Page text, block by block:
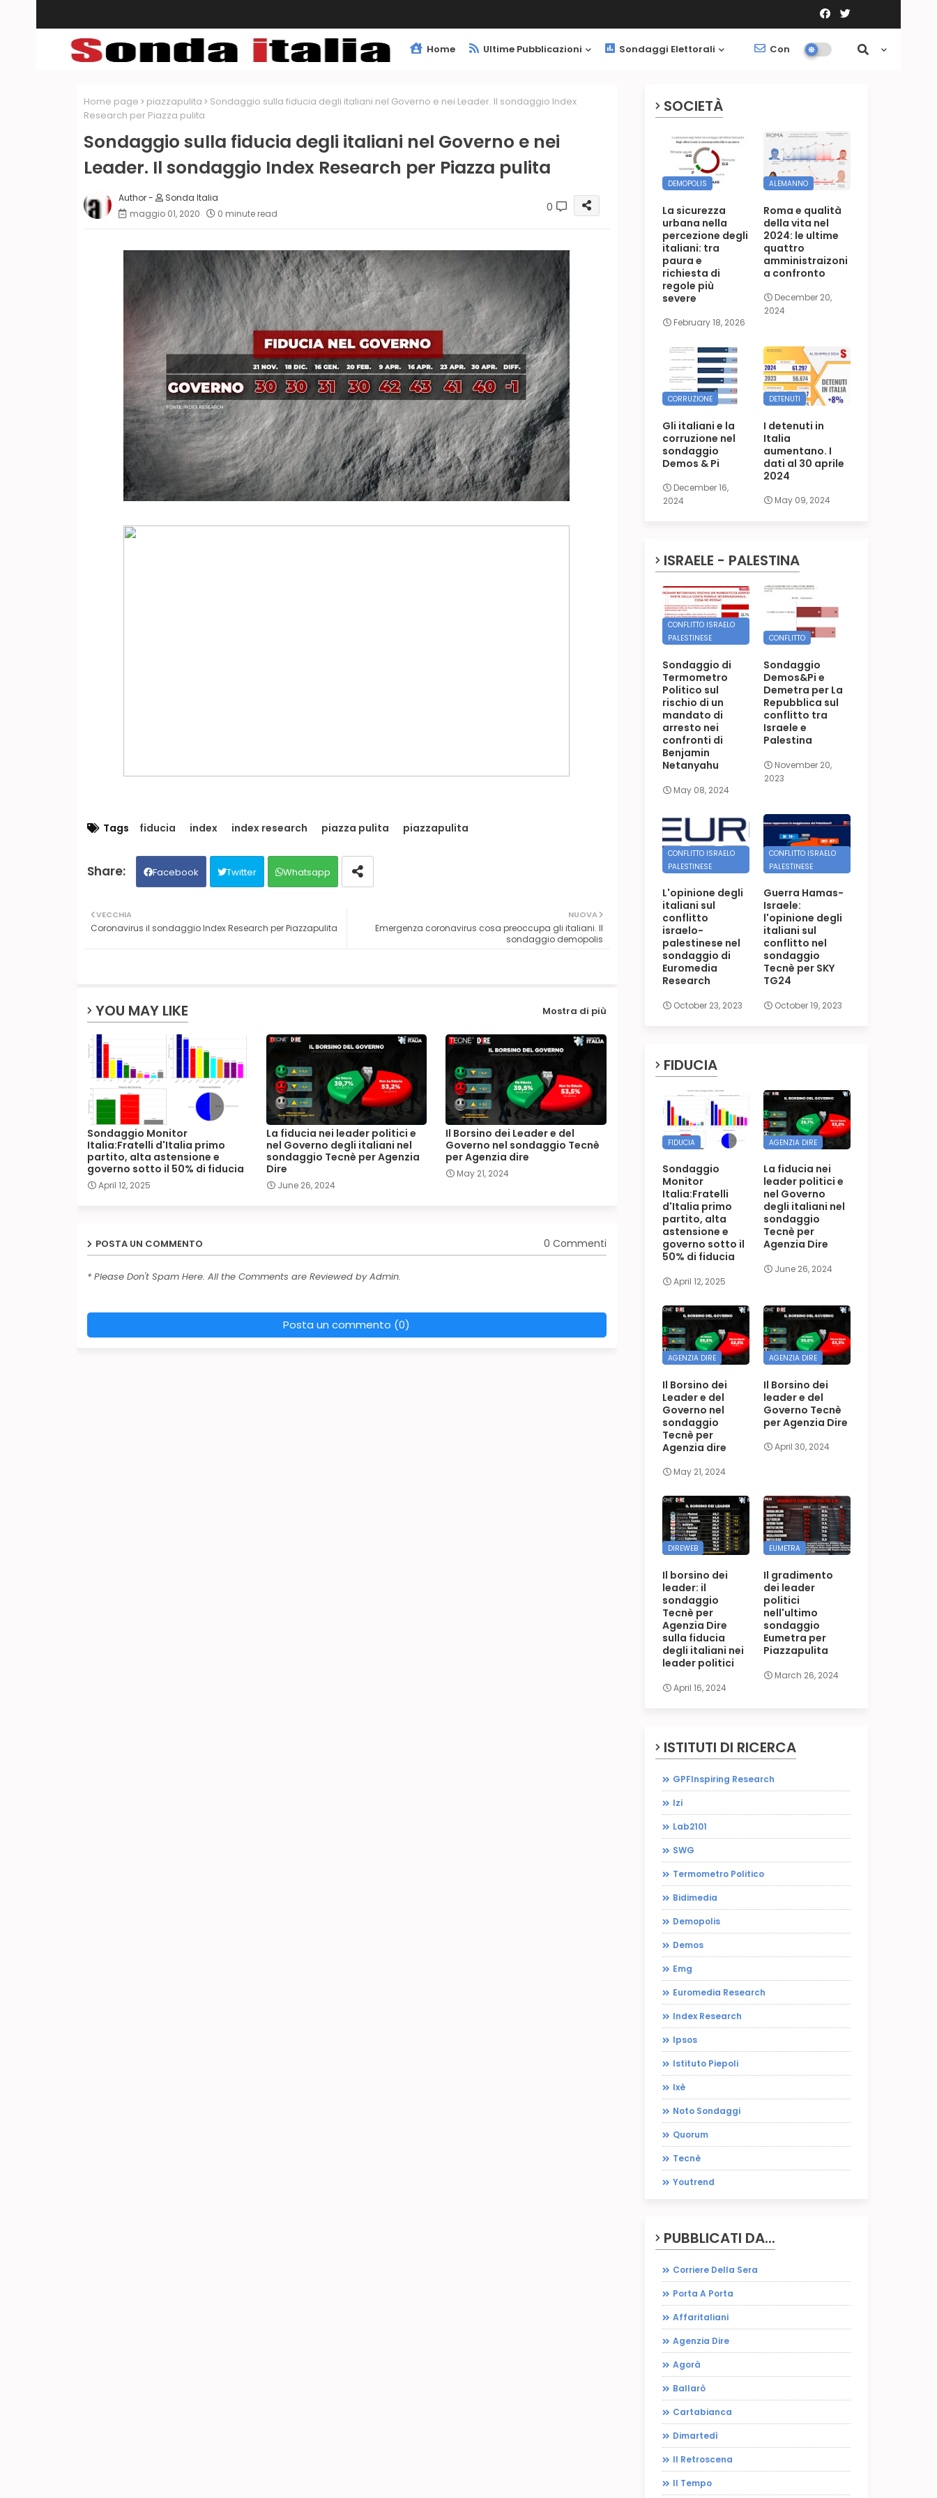
Home Ultime Pubblicazioni Sondaggi Elettorali Contatti Società
Home page piazzapulita
Sondaggio sulla fiducia degli italiani nel Governo e nei Leader. Il sondaggio Index
Research per Piazza pulita
Sondaggio sulla fiducia degli italiani nel Governo e nei
Leader. Il sondaggio Index Research per Piazza pulita
Sonda Italia
maggio 01, 2020
0 minute read 0
Tags fiducia index index research piazza pulita piazzapulita
Facebook Twitter Whatsapp
NUOVA
Emergenza coronavirus cosa preoccupa gli italiani. Il
sondaggio demopolis
VECCHIA
Coronavirus il sondaggio Index Research per Piazzapulita
YOU MAY LIKE Mostra di più
Sondaggio Monitor
Italia:Fratelli d'Italia primo
partito, alta astensione e
governo sotto il 50% di fiducia
April 12, 2025
La fiducia nei leader politici e
nel Governo degli italiani nel
sondaggio Tecnè per Agenzia
Dire
June 26, 2024
Il Borsino dei Leader e del
Governo nel sondaggio Tecnè
per Agenzia dire
May 21, 2024
POSTA UN COMMENTO 0 Commenti
* Please Don't Spam Here. All the Comments are Reviewed by Admin.
Posta un commento (0)
SOCIETÀ
DEMOPOLIS
La sicurezza
urbana nella
percezione degli
italiani: tra
paura e
richiesta di
regole più
severe
February 18, 2026
ALEMANNO
Roma e qualità
della vita nel
2024: le ultime
quattro
amministraizoni
a confronto
December 20,
2024
CORRUZIONE
Gli italiani e la
corruzione nel
sondaggio
Demos & Pi
December 16,
2024
DETENUTI
I detenuti in
Italia
aumentano. I
dati al 30 aprile
2024
May 09, 2024
ISRAELE - PALESTINA
CONFLITTO ISRAELO
PALESTINESE
Sondaggio di
Termometro
Politico sul
rischio di un
mandato di
arresto nei
confronti di
Benjamin
Netanyahu
May 08, 2024
CONFLITTO
Sondaggio
Demos&Pi e
Demetra per La
Repubblica sul
conflitto tra
Israele e
Palestina
November 20,
2023
CONFLITTO ISRAELO
PALESTINESE
L'opinione degli
italiani sul
conflitto
israelo-
palestinese nel
sondaggio di
Euromedia
Research
October 23, 2023
CONFLITTO ISRAELO
PALESTINESE
Guerra Hamas-
Israele:
l'opinione degli
italiani sul
conflitto nel
sondaggio
Tecnè per SKY
TG24
October 19, 2023
FIDUCIA
FIDUCIA
Sondaggio
Monitor
Italia:Fratelli
d'Italia primo
partito, alta
astensione e
governo sotto il
50% di fiducia
April 12, 2025
AGENZIA DIRE
La fiducia nei
leader politici e
nel Governo
degli italiani nel
sondaggio
Tecnè per
Agenzia Dire
June 26, 2024
AGENZIA DIRE
Il Borsino dei
Leader e del
Governo nel
sondaggio
Tecnè per
Agenzia dire
May 21, 2024
AGENZIA DIRE
Il Borsino dei
leader e del
Governo Tecnè
per Agenzia Dire
April 30, 2024
DIREWEB
Il borsino dei
leader: il
sondaggio
Tecnè per
Agenzia Dire
sulla fiducia
degli italiani nei
leader politici
April 16, 2024
EUMETRA
Il gradimento
dei leader
politici
nell'ultimo
sondaggio
Eumetra per
Piazzapulita
March 26, 2024
ISTITUTI DI RICERCA
GPFInspiring Research
Izi
Lab2101
SWG
Termometro Politico
Bidimedia
Demopolis
Demos
Emg
Euromedia Research
Index Research
Ipsos
Istituto Piepoli
Ixè
Noto Sondaggi
Quorum
Tecnè
Youtrend
PUBBLICATI DA...
Corriere Della Sera
Porta A Porta
Affaritaliani
Agenzia Dire
Agorà
Ballarò
Cartabianca
Dimartedì
Il Retroscena
Il Tempo